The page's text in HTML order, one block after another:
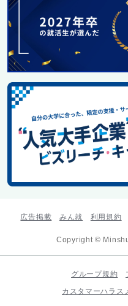
広告掲載 みん就 利用規約
Copyright ©
グループ規約
カスタマーハラス